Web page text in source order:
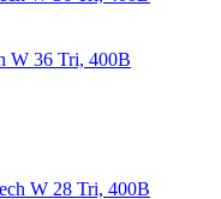
W 36 Tri, 400В